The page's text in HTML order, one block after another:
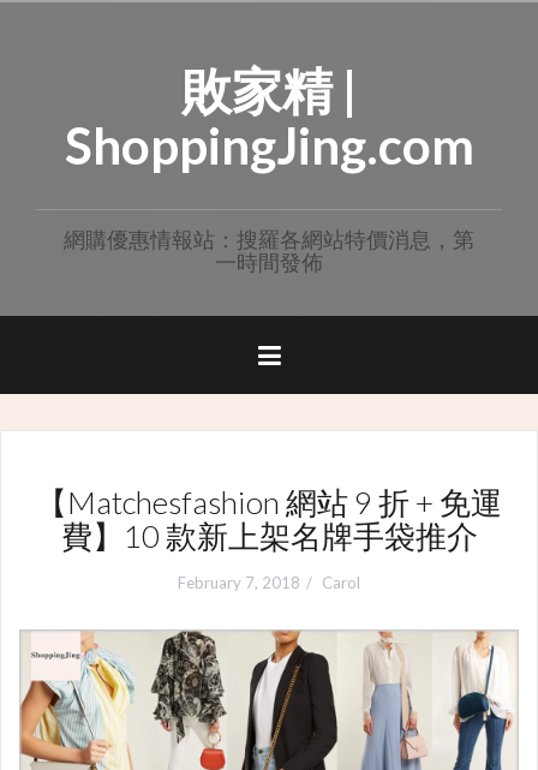
敗家精 |
ShoppingJing.com
網購優惠情報站：搜羅各網站特價消息，第
一時間發佈
【Matchesfashion 網站 9 折 + 免運
費】10 款新上架名牌手袋推介
February 7, 2018 Carol